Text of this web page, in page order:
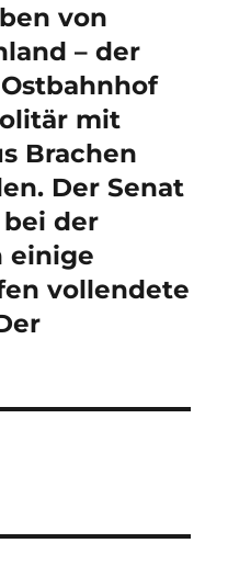
von
– der
mit
Brachen
Der Senat
der
einige
vollendete